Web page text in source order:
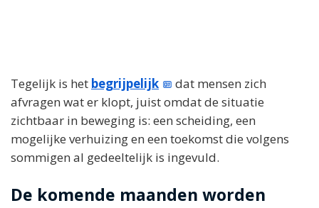
Tegelijk is het begrijpelijk
dat mensen zich
afvragen wat er klopt, juist omdat de situatie
zichtbaar in beweging is: een scheiding, een
mogelijke verhuizing en een toekomst die volgens
sommigen al gedeeltelijk is ingevuld.
De komende maanden worden